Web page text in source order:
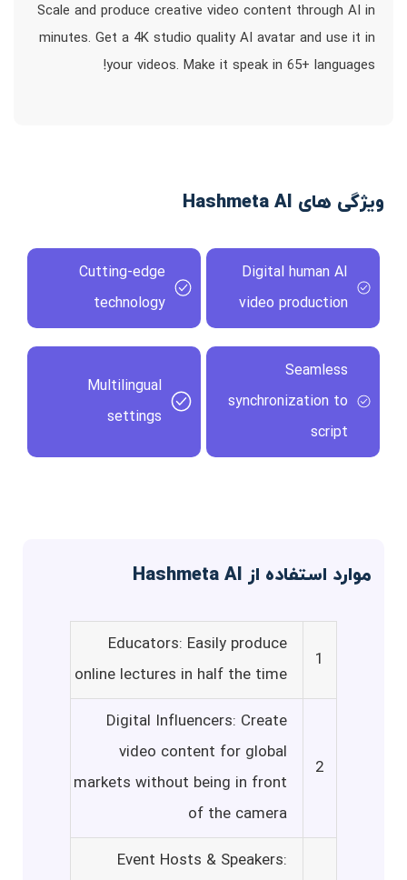
Scale and produce creative video content through AI in
minutes. Get a 4K studio quality AI avatar and use it in
your videos. Make it speak in 65+ languages!
ویژگی های Hashmeta AI
Digital human AI
video production
Cutting-edge
technology
Seamless
synchronization to
script
Multilingual
settings
موارد استفاده از Hashmeta AI
1
Educators: Easily produce
online lectures in half the time
2
Digital Influencers: Create
video content for global
markets without being in front
of the camera
Event Hosts & Speakers: